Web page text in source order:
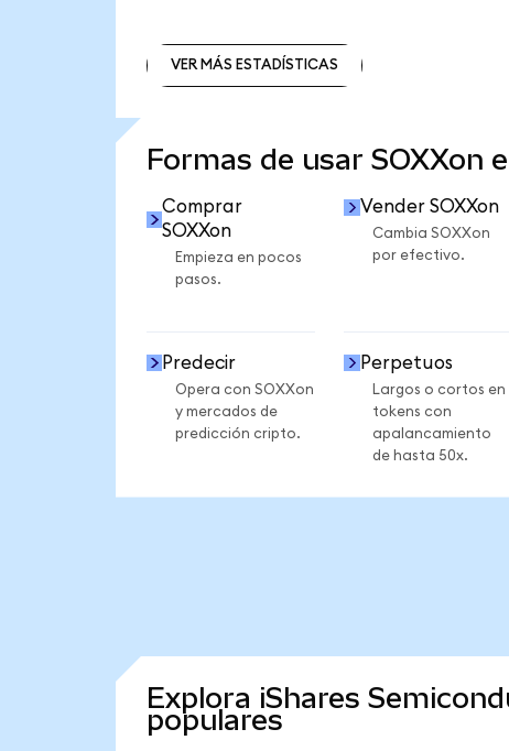
VER MÁS ESTADÍSTICAS
Formas de usar SOXXon
Comprar
SOXXon
Empieza en pocos
pasos.
Vender SOXXon
Cambia SOXXon
por efectivo.
Predecir
Opera con SOXXon
y mercados de
predicción cripto.
Perpetuos
Largos o cortos en
tokens con
apalancamiento
de hasta 50x.
Explora iShares
populares